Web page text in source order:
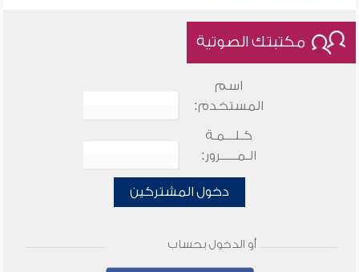
مكتبتك الصوتية
اسم
المستخدم:
كـلـــمـة
الـمـــــرور:
دخول المشتركين
أو الدخول بحساب